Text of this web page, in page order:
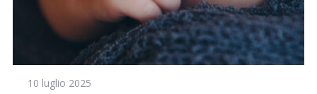
10 luglio 2025